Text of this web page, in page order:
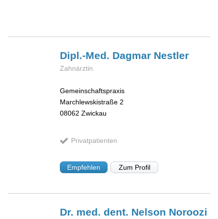
Dipl.-Med. Dagmar Nestler
Zahnärztin
Gemeinschaftspraxis
Marchlewskistraße 2
08062 Zwickau
Privatpatienten
Empfehlen Zum Profil
Dr. med. dent. Nelson Noroozi